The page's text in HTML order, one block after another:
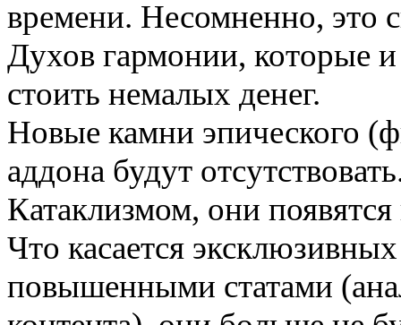
времени. Несомненно, это
Духов гармонии, которые и
стоить немалых денег.
Новые камни эпического
аддона будут
Катаклизмом, они
Что касается
повышенными статами